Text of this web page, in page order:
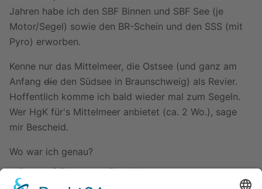
Jahren habe ich den SBF Binnen und SBF See (je
Motor/Segel) sowie den BR-Schein und den SSS (mit
Pyro) erworben.
Kenne nur das Mittelmeer, die Ostsee (und ganz am
Anfang die den Südsee in Braunschweig) als Revier.
Hoffentlich komme ich bald wieder mal zum Segeln.
Wer HgK für's Mittelmeer anbietet (ca. 2 Wo.), sage
mir Bescheid.
Wo war ich genau?
Burg auf Fehmarn − Bornholm − rt.